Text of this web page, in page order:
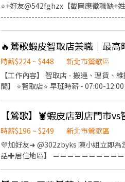
⭐+好友@542fghzx【截圖應徵職缺+
--------------------------------------------
店到店工作內容調整 5. 偶爾須配合鄰
排休制 ⭐【上班時間】區塊時段 彈性
17:30-21:30、18:00-22:00、18:30-
時數依主管安排 . ⭐【特殊班別】 夜
市。需可配合(早班/晚班)擇一實習4~6
店 新北市鶯歌區鶯桃路360號1、2樓
號1樓 鶯歌永明 - 智取店 新北市鶯歌
154號1樓 ⭐【福利】：三節禮品或禮
享勞健團保完整保障
時薪$224 ~ $448
新北市鶯歌區
【工作內容】 智取店 - 搬運、理貨、維
間】 ⭐智取店⭐ 早班時薪 - 07:00-
周排4天左右 (假日需可配合排班) 【工作地點】 ⭐智取店⭐ 鶯歌尖山 - 智取店 新北市鶯歌區尖山路177號與179號1樓 鶯歌鳳鳴 -
智取店 新北市鶯歌區鶯桃路624號1樓 【應徵方式】 ☑️加入工作用官方ID： @446nvivi 加入後提供基本資料立即安排 ☎️ 找優信
人資－艾瑞克 ➡0968932939
時薪$196 ~ $249
新北市鶯歌區
💜加好友➜ @302zbyks 陳小姐立即
話✚居住地區】 ＝＝＝＝＝＝＝＝＝